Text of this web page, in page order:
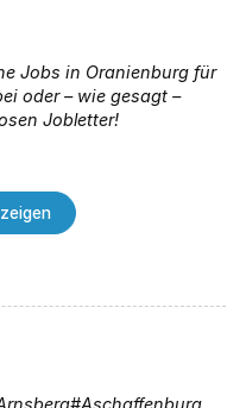
Jobs in Oranienburg für
oder – wie gesagt –
Jobletter!
Aschaffenburg